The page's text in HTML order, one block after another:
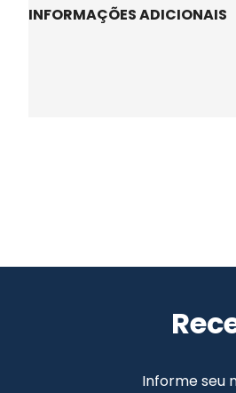
INFORMAÇÕES ADICIONAIS
Informe seu